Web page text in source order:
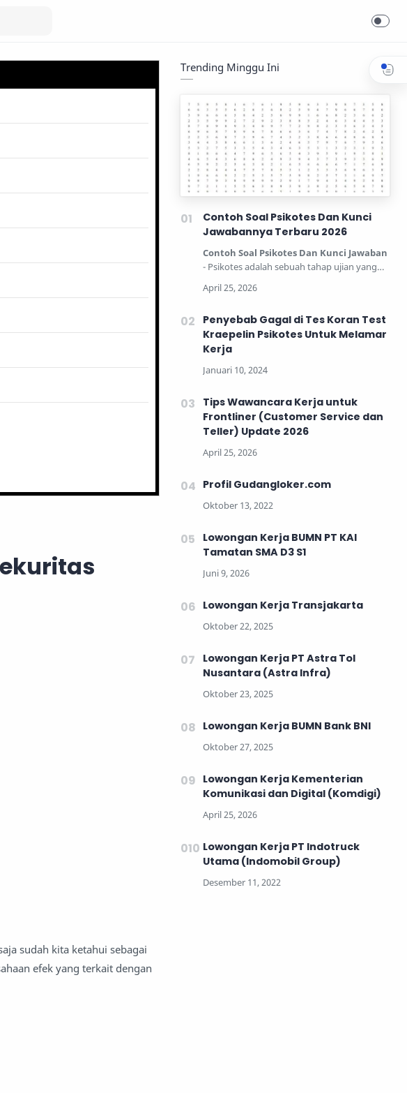
sudah kita ketahui sebagai
efek yang terkait dengan
Trending Minggu Ini
Contoh Soal Psikotes Dan Kunci
Jawabannya Terbaru 2026
Contoh Soal Psikotes Dan Kunci Jawaban
- Psikotes adalah sebuah tahap ujian yang
Penyebab Gagal di Tes Koran Test
Kraepelin Psikotes Untuk Melamar
Kerja
Tips Wawancara Kerja untuk
Frontliner (Customer Service dan
Teller) Update 2026
Profil Gudangloker.com
Lowongan Kerja BUMN PT KAI
Tamatan SMA D3 S1
Lowongan Kerja Transjakarta
Lowongan Kerja PT Astra Tol
Nusantara (Astra Infra)
Lowongan Kerja BUMN Bank BNI
Lowongan Kerja Kementerian
Komunikasi dan Digital (Komdigi)
Lowongan Kerja PT Indotruck
Utama (Indomobil Group)